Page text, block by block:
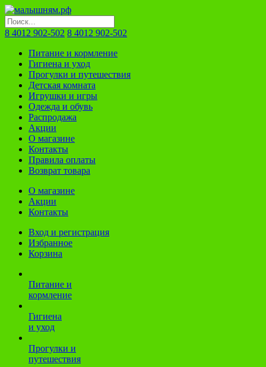
8 4012 902-502 8 4012 902-502
Питание и кормление
Гигиена и уход
Прогулки и путешествия
Детская комната
Игрушки и игры
Одежда и обувь
Распродажа
Акции
О магазине
Контакты
Правила оплаты
Возврат товара
О магазине
Акции
Контакты
Вход и регистрация
Избранное
Корзина
Питание и
кормление
Гигиена
и уход
Прогулки и
путешествия